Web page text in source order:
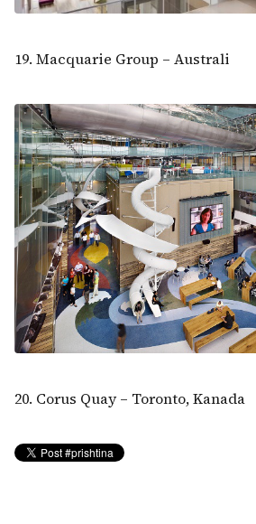
19. Macquarie Group – Australi
20. Corus Quay – Toronto, Kanada